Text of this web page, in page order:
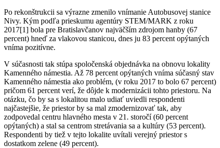
Po rekonštrukcii sa výrazne zmenilo vnímanie Autobusovej stanice
Nivy. Kým podľa prieskumu agentúry STEM/MARK z roku
2017[1] bola pre Bratislavčanov najväčším zdrojom hanby (67
percent) hneď za vlakovou stanicou, dnes ju 83 percent opýtaných
vníma pozitívne.
V súčasnosti tak stúpa spoločenská objednávka na obnovu lokality
Kamenného námestia. Až 78 percent opýtaných vníma súčasný stav
Kamenného námestia ako problém, (v roku 2017 to bolo 67 percent)
pričom 61 percent verí, že dôjde k modernizácii tohto priestoru. Na
otázku, čo by sa s lokalitou malo udiať uviedli respondenti
najčastejšie, že priestor by sa mal zmodernizovať tak, aby
zodpovedal centru hlavného mesta v 21. storočí (60 percent
opýtaných) a stal sa centrom stretávania sa a kultúry (53 percent).
Respondenti by tiež v tejto lokalite uvítali verejný priestor s
dostatkom zelene (49 percent).